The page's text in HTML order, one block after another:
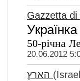
Gazzetta di
50-річна
20.06.2012